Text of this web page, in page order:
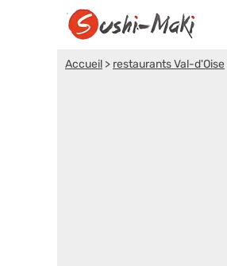
Accueil > restaurants Val-d'Oise